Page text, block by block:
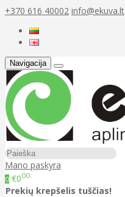
+370 616 40002 info@ekuva.lt
Navigacija
Mano paskyra
0 €000
Prekių krepšelis tuščias!